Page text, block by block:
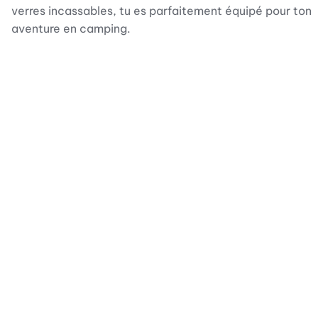
verres incassables, tu es parfaitement équipé pour ton
aventure en camping.